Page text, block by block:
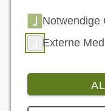
Notwendige
Externe